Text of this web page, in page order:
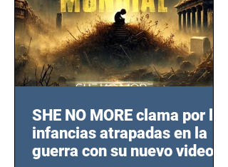
SHE NO MORE clama por las
infancias atrapadas en la
guerra con su nuevo video